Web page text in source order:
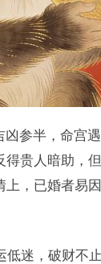
参半，命宫
得贵人暗助，
上，已婚者易
低迷，破财不